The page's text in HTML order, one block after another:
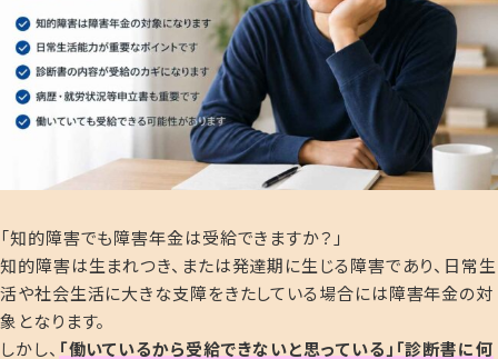
「知的障害でも障害年金は受給できますか？」
知的障害は生まれつき、または発達期に生じる障害であり、日常生
活や社会生活に大きな支障をきたしている場合には障害年金の対
象となります。
しかし、 「働いているから受給できないと思っている」「診断書に何